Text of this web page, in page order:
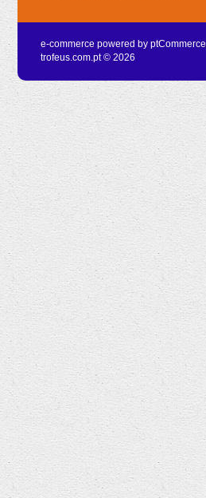
e-commerce powered by ptCommerce
trofeus.com.pt © 2026